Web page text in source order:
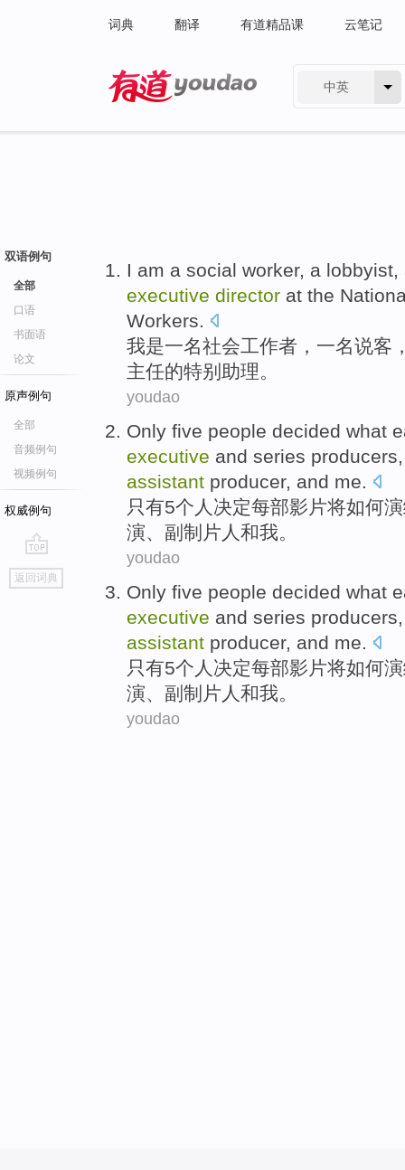
词典 翻译 有道精品课 云笔记
中英
双语例句
全部
口语
书面语
论文
原声例句
全部
音频例句
视频例句
权威例句
go
top
返回词典
I am a social worker, a lobbyist,
executive director at the
Workers.
我是一名社会工作者 ，一名说客
主任的特别 助理。
youdao
Only five people decided what
executive and series producers
assistant producer, and me.
只有5个人 决定每部影片将如何
演、 副 制片人 和我。
youdao
Only five people decided what
executive and series producers
assistant producer, and me
只有5个人 决定每部影片将如何
演
副 制片人 和我。
youdao